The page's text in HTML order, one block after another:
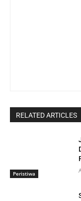
RELATED ARTICLES
Peristiwa